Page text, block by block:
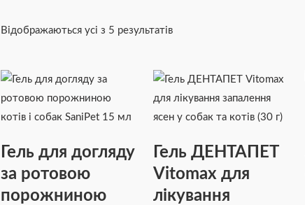
Відображаються усі з 5 результатів
Гель для догляду
за ротовою
порожниною
Гель ДЕНТАПЕТ
Vitomax для
лікування